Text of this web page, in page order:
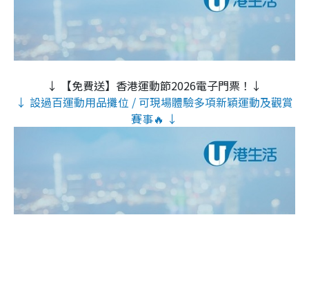
↓ 【免費送】香港運動節2026電子門票！↓
↓ 設過百運動用品攤位 / 可現場體驗多項新穎運動及觀賞
賽事🔥 ↓